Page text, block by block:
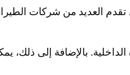
تقدم العديد من شركات
بالإضافة إلى ذلك،